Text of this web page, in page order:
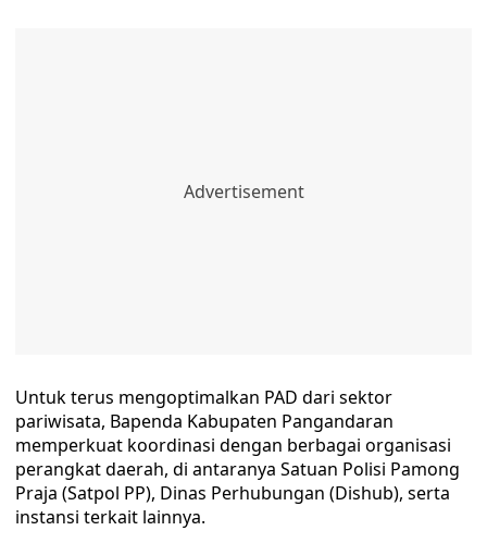
Untuk terus mengoptimalkan PAD dari sektor
pariwisata, Bapenda Kabupaten Pangandaran
memperkuat koordinasi dengan berbagai organisasi
perangkat daerah, di antaranya Satuan Polisi Pamong
Praja (Satpol PP), Dinas Perhubungan (Dishub), serta
instansi terkait lainnya.